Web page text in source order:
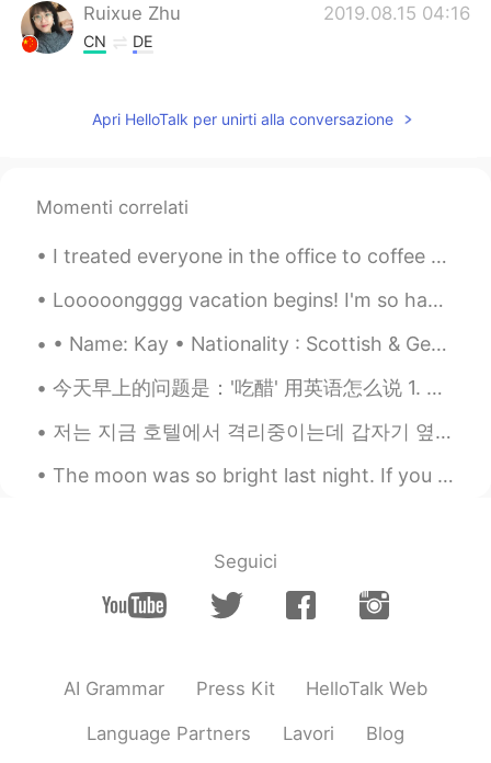
Ruixue Zhu 2019.08.15 04:16
CN DE
郭偲宸 2019.08.15 04:14
CN EN
😁thx
Tan 2019.08.14 22:50
Tks
Apri HelloTalk per unirti alla conversazione
Momenti correlati
I treated everyone in the office to coffee today because I'm about to leave my job. My colleague ...
Looooongggg vacation begins! I'm so happy that I could finally can sleep all day long and don't h...
• Name: Kay • Nationality : Scottish & German • Birthday: 31.12.92 • Height: 1.74 m • Eye co...
今天早上的问题是：'吃醋' 用英语怎么说 1. To be jealous 如：he was jealous when he found his girlfriend gave her num...
저는 지금 호텔에서 격리중이는데 갑자기 옆방에서 한국 남자의 비명소리가 들더라고요: “아ㅏㅏㅏ 씨**. 믿을 수 없어. 아 씨** 진짜!!! 말이 되나?” 환난 거 같아...
The moon was so bright last night. If you think about it, even when we’re so far away, when we lo...
Seguici
AI Grammar Press Kit HelloTalk Web
Language Partners Lavori Blog